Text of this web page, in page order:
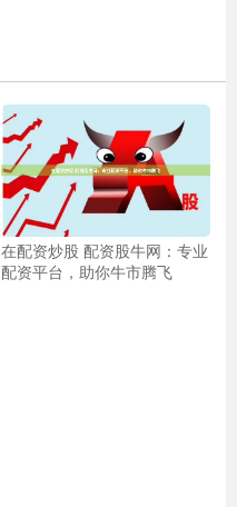
在配资炒股 配资股牛网：专业
配资平台，助你牛市腾飞